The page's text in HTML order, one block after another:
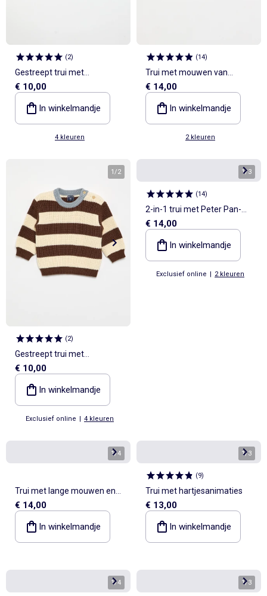
(2)
Gestreept trui met
knoopsluiting op de schouder
€ 10,00
In winkelmandje
4 kleuren
(14)
Trui met mouwen van
katoenen voile
€ 14,00
In winkelmandje
2 kleuren
1/2
(2)
Gestreept trui met
knoopsluiting op de schouder
€ 10,00
In winkelmandje
Exclusief online | 4 kleuren
1/3
(14)
2-in-1 trui met Peter Pan-
kraag
€ 14,00
In winkelmandje
Exclusief online | 2 kleuren
1/4
Trui met lange mouwen en
fantasievolle kraag
€ 14,00
In winkelmandje
1/3
(9)
Trui met hartjesanimaties
€ 13,00
In winkelmandje
1/4 1/3